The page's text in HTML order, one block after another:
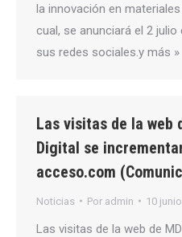
la innovación en
cual, se anunciará el 2
sus redes sociales.y más »
Las visitas de la web
Digital se
acceso.com
Noticias Por admin 10
Las visitas de la web de